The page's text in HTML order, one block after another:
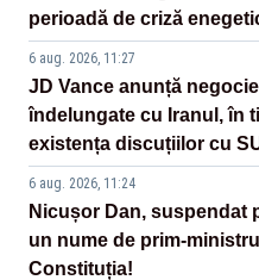
perioadă de criză
6 aug. 2026, 11:27
JD Vance anunță
îndelungate cu Iranul, în
existența discuțiilor cu
6 aug. 2026, 11:24
Nicușor Dan, suspendat
un nume de prim-
Constituția!